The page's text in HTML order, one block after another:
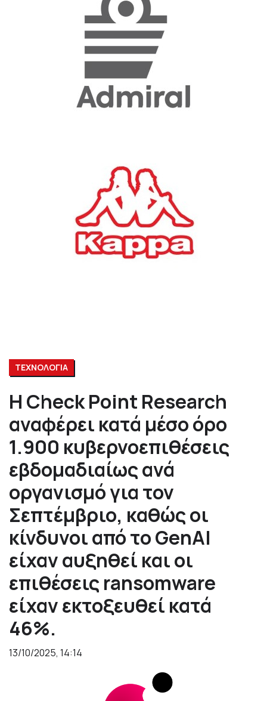
ΤΕΧΝΟΛΟΓΙΑ
Η Check Point Research
αναφέρει κατά μέσο όρο
1.900 κυβερνοεπιθέσεις
εβδομαδιαίως ανά
οργανισμό για τον
Σεπτέμβριο, καθώς οι
κίνδυνοι από το GenAI
είχαν αυξηθεί και οι
επιθέσεις ransomware
είχαν εκτοξευθεί κατά
46%.
13/10/2025, 14:14